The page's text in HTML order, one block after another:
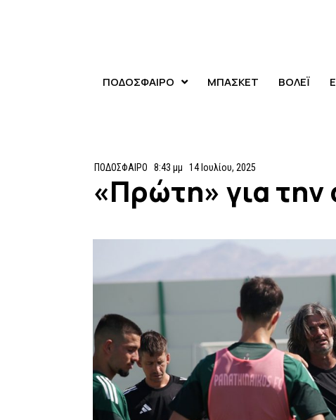
ΠΟΔΟΣΦΑΙΡΟ ΜΠΑΣΚΕΤ ΒΟΛΕΪ
ΠΟΔΟΣΦΑΙΡΟ 8:43 μμ 14 Ιουλίου, 2025
«Πρώτη» για την